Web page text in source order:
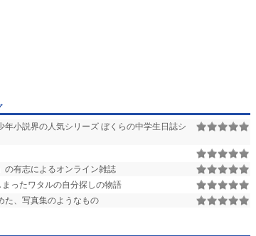
年小説界の人気シリーズ ぼくらの中学生日誌シ
の有志によるオンライン雑誌
ったワタルの自分探しの物語
た、写真集のようなもの